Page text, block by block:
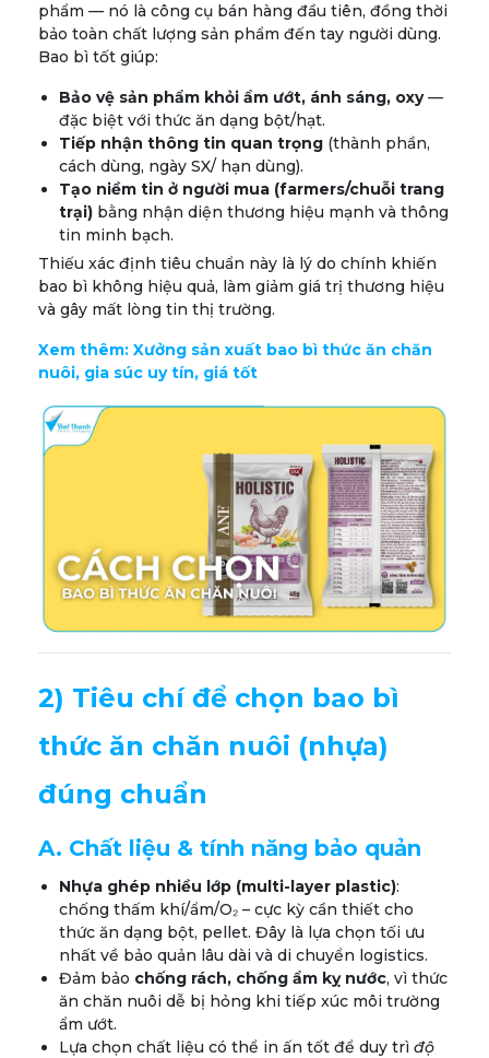
phẩm — nó là công cụ bán hàng đầu tiên, đồng thời
bảo toàn chất lượng sản phẩm đến tay người dùng.
Bao bì tốt giúp:
Bảo vệ sản phẩm khỏi ẩm ướt, ánh sáng, oxy—
đặc biệt với thức ăn dạng bột/hạt.
Tiếp nhận thông tin quan trọng(thành phần,
cách dùng, ngày SX/ hạn dùng).
Tạo niềm tin ở người mua (farmers/chuỗi trang
trại)bằng nhận diện thương hiệu mạnh và thông
tin minh bạch.
Thiếu xác định tiêu chuẩn này là lý do chính khiến
bao bì không hiệu quả, làm giảm giá trị thương hiệu
và gây mất lòng tin thị trường.
Xem thêm: Xưởng sản xuất bao bì thức ăn chăn
nuôi, gia súc uy tín, giá tốt
2) Tiêu chí để chọn bao bì
thức ăn chăn nuôi (nhựa)
đúng chuẩn
A. Chất liệu & tính năng bảo quản
Nhựa ghép nhiều lớp (multi-layer plastic):
chống thấm khí/ẩm/O₂ – cực kỳ cần thiết cho
thức ăn dạng bột, pellet. Đây là lựa chọn tối ưu
nhất về bảo quản lâu dài và di chuyển logistics.
Đảm bảo chống rách, chống ẩm kỵ nước, vì thức
ăn chăn nuôi dễ bị hỏng khi tiếp xúc môi trường
ẩm ướt.
Lựa chọn chất liệu có thể in ấn tốt để duy trì độ